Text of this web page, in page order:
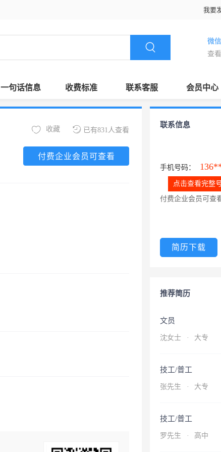
我要
微
查
一句话信息 收费标准 联系客服 会员中心
已有831人查看
收藏
付费企业会员可查看
联系信息
手机号码：
点击查看完整
付费企业会员可查
简历下载
推荐简历
文员
沈女士 · 大专
技工/普工
张先生 · 大专
技工/普工
罗先生 · 高中